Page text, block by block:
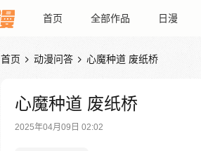
首页 全部作品 日漫
首页  动漫问答  心魔种道 废纸桥
心魔种道 废纸桥
2025年04月09日 02:02